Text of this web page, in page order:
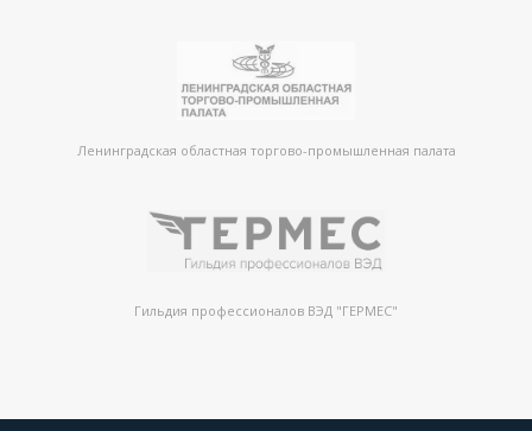
Ленинградская областная торгово-промышленная палата
Гильдия профессионалов ВЭД "ГЕРМЕС"